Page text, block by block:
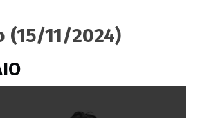
(15/11/2024)